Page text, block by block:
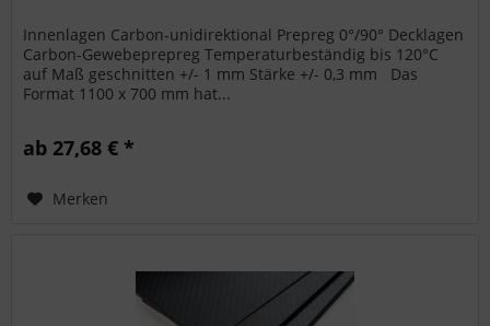
Innenlagen Carbon-unidirektional Prepreg 0°/90° Decklagen
Carbon-Gewebeprepreg Temperaturbeständig bis 120°C
auf Maß geschnitten +/- 1 mm Stärke +/- 0,3 mm Das
Format 1100 x 700 mm hat...
ab 27,68 € *
Merken